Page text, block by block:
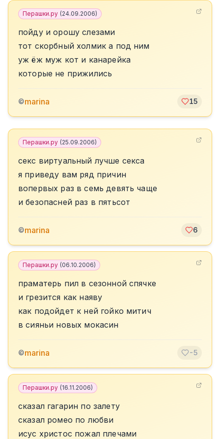
Перашки.ру (24.09.2006)
пойду и орошу слезами
тот скорбный холмик а под ним
уж ёж муж кот и канарейка
которые не прижились
©marina 15
Перашки.ру (25.09.2006)
секс виртуальный лучше секса
я приведу вам ряд причин
вопервых раз в семь девять чаще
и безопасней раз в пятьсот
©marina 6
Перашки.ру (06.10.2006)
праматерь пил в сезонной спячке
и грезится как наяву
как подойдет к ней гойко митич
в сияньи новых мокасин
©marina -5
Перашки.ру (16.11.2006)
сказал гагарин по залету
сказал ромео по любви
исус христос пожал плечами